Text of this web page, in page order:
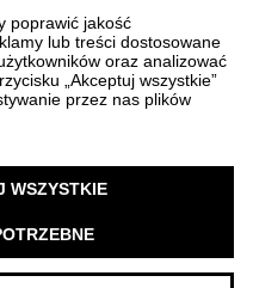
poprawić jakość
lub treści dostosowane
oraz analizować
„Akceptuj wszystkie”
przez nas plików
WSZYSTKIE